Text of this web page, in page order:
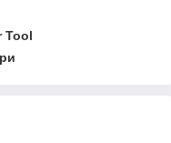
Tool